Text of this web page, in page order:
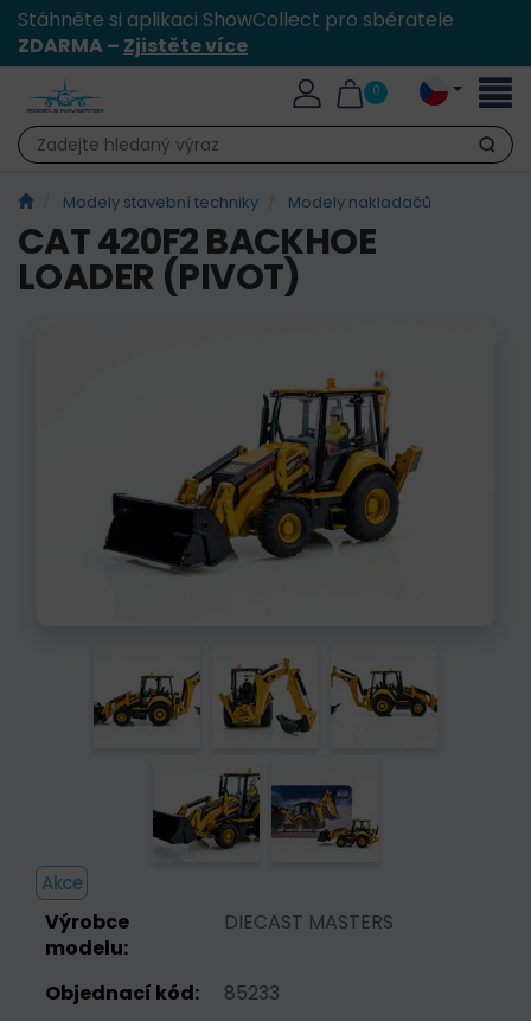
Stáhněte si aplikaci ShowCollect pro sběratele
ZDARMA – Zjistěte více
0
Hledat
Modely stavební techniky Modely nakladačů
CAT 420F2 BACKHOE
LOADER (PIVOT)
Akce
Výrobce
modelu:
DIECAST MASTERS
Objednací kód:
85233